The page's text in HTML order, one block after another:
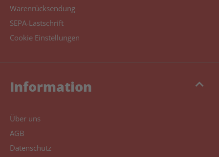
Warenrücksendung
SEPA-Lastschrift
Cookie Einstellungen
keyboard_arrow_up
Information
Über uns
AGB
Datenschutz